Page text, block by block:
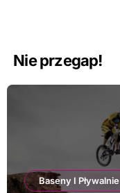
Nie przegap!
Baseny I Pływalnie